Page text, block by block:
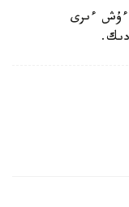
ءۇش ءىرى